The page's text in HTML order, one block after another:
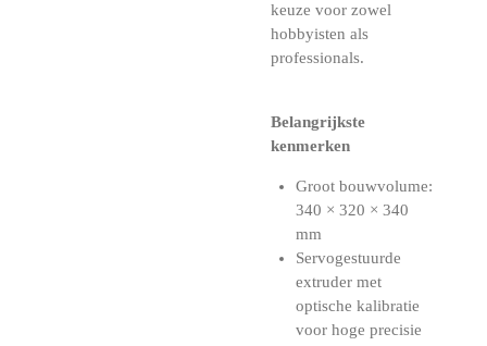
keuze voor zowel
hobbyisten als
professionals.
Belangrijkste
kenmerken
Groot bouwvolume:
340 × 320 × 340
mm
Servogestuurde
extruder met
optische kalibratie
voor hoge precisie